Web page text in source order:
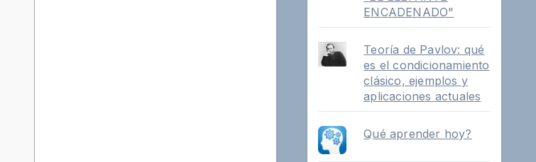
ENCADENADO"
Teoría de Pavlov: qué
es el condicionamiento
clásico, ejemplos y
aplicaciones actuales
Qué aprender hoy?